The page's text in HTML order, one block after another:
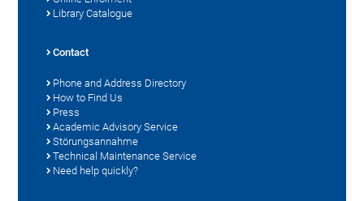
Library Catalogue
Contact
Phone and Address Directory
How to Find Us
Press
Academic Advisory Service
Störungsannahme
Technical Maintenance Service
Need help quickly?